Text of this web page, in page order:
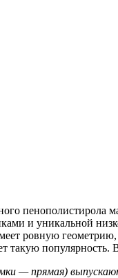
пенополистирола
и уникальной
ровную
такую
— прямая)